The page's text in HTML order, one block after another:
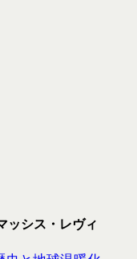
シス・レヴィ